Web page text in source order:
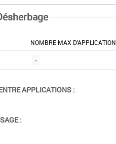
NOMBRE MAX D'APPLICATION
-
APPLICATIONS :
: